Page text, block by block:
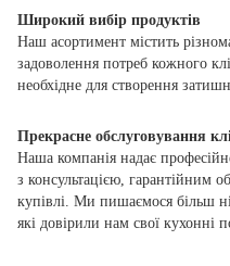
Широкий вибір продуктів
Наш асортимент містить
задоволення потреб кожного
необхідне для створення
Прекрасне обслуговування
Наша компанія надає
з консультацією, гарантійним
купівлі. Ми пишаємося більш
які довірили нам свої кухонні